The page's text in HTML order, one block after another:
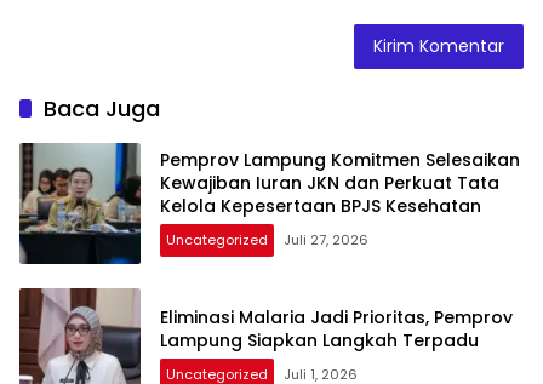
Baca Juga
Pemprov Lampung Komitmen Selesaikan
Kewajiban Iuran JKN dan Perkuat Tata
Kelola Kepesertaan BPJS Kesehatan
Uncategorized Juli 27, 2026
Eliminasi Malaria Jadi Prioritas, Pemprov
Lampung Siapkan Langkah Terpadu
Uncategorized Juli 1, 2026